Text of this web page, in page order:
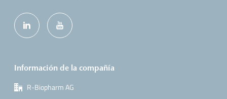
Información de la compañía
R-Biopharm AG